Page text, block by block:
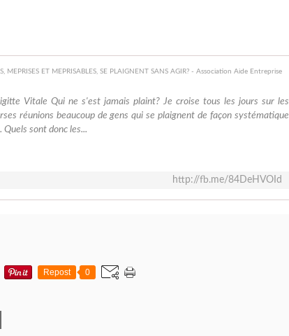
Vitale Qui ne s'est jamais plaint? Je croise tous les jours sur les
réunions beaucoup de gens qui se plaignent de façon systématique
sont donc les...
http://fb.me/84DeHVOId
Repost 0